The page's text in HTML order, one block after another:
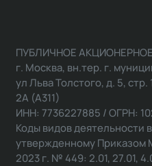
ПУБЛИЧНОЕ
г. Москва, вн.тер. г.
ул Льва Толстого, д. 5,
2А (А311)
ИНН: 7736227885 / ОГРН:
Коды видов деятельности
утвержденному Приказом
2023 г. № 449: 2.01, 27.01,